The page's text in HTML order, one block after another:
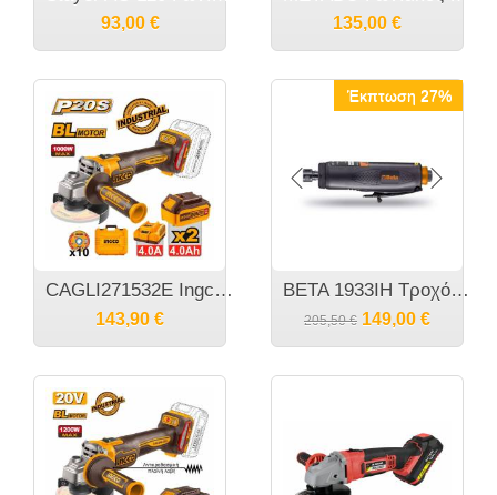
93,00 € 135,00 €
CAGLI271532E Ingco Τροχός 115mm Μπαταρίας Brushless 2x4Ah
143,90 €
Έκπτωση 27%
BETA 1933IH Τροχός για καλούπια υψηλής ισχύος
205,50 € 149,00 €